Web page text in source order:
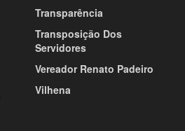
Transparência
Transposição Dos
Servidores
Vereador Renato Padeiro
Vilhena